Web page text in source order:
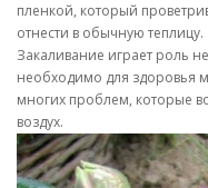
пленкой, который
отнести в обычную теплицу.
Закаливание играет роль
необходимо для здоровья
многих проблем, которые
воздух.